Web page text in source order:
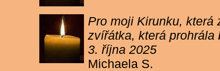
Pro moji Kirunku, která
zvířátka, která prohrála
3. října 2025
Michaela S.